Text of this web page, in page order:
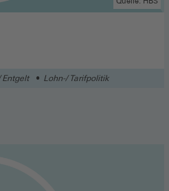
Entgelt Lohn-/ Tarifpolitik